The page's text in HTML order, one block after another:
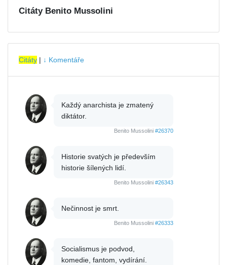
Citáty Benito Mussolini
Citáty | ↓ Komentáře
Každý anarchista je zmatený
diktátor.
Benito Mussolini #26370
Historie svatých je především
historie šílených lidí.
Benito Mussolini #26343
Nečinnost je smrt.
Benito Mussolini #26333
Socialismus je podvod,
komedie, fantom, vydírání.